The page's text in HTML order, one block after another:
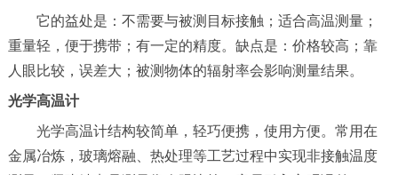
它的益处是：不需要与被测目标接触；适合高温测量；
重量轻，便于携带；有一定的精度。缺点是：价格较高；靠
人眼比较，误差大；被测物体的辐射率会影响测量结果。
光学高温计
光学高温计结构较简单，轻巧便携，使用方便。常用在
金属冶炼，玻璃熔融、热处理等工艺过程中实现非接触温度